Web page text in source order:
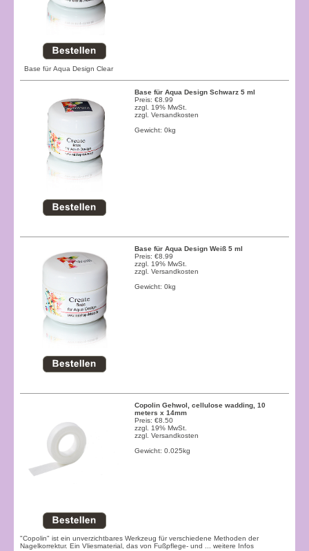
Base für Aqua Design Clear
Base für Aqua Design Schwarz 5 ml
Preis: €8.99
zzgl. 19% MwSt.
zzgl. Versandkosten
Gewicht: 0kg
Base für Aqua Design Weiß 5 ml
Preis: €8.99
zzgl. 19% MwSt.
zzgl. Versandkosten
Gewicht: 0kg
Copolin Gehwol, cellulose wadding, 10
meters х 14mm
Preis: €8.50
zzgl. 19% MwSt.
zzgl. Versandkosten
Gewicht: 0.025kg
"Copolin" ist ein unverzichtbares Werkzeug für verschiedene Methoden der
Nagelkorrektur. Ein Vliesmaterial, das von Fußpflege- und ... weitere Infos